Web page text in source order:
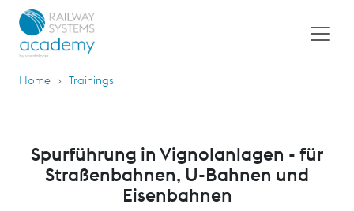
Home Trainings
Spurführung in Vignolanlagen - für
Straßenbahnen, U-Bahnen und
Eisenbahnen